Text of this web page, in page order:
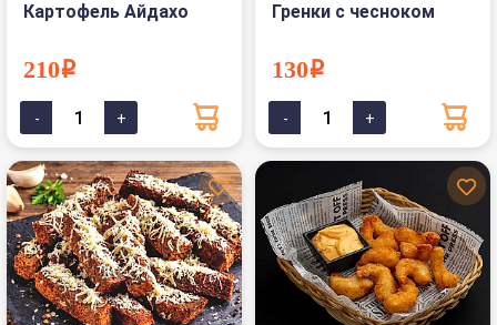
Картофель Айдахо
210i
Гренки с чесноком
130i